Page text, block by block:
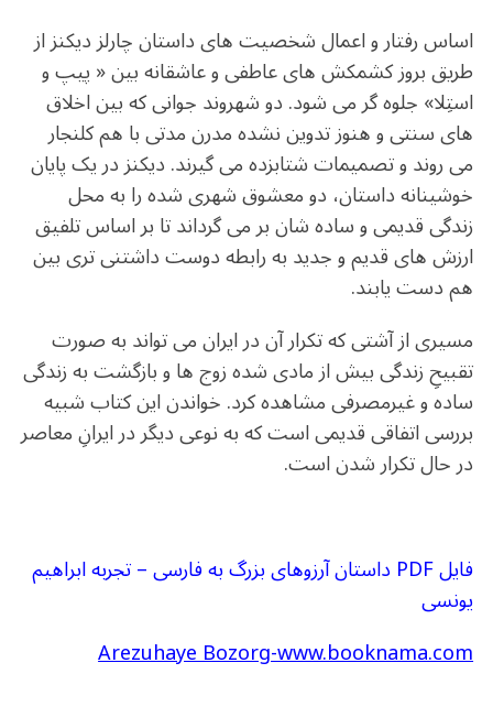
اساس رفتار و اعمال شخصیت های داستان چارلز دیکنز از
طریق بروز کشمکش های عاطفی و عاشقانه بین « پیپ و
استِلا» جلوه گر می شود. دو شهروند جوانی که بین اخلاق
های سنتی و هنوز تدوین نشده مدرن مدتی با هم کلنجار
می روند و تصمیمات شتابزده می گیرند. دیکنز در یک پایان
خوشینانه داستان، دو معشوق شهری شده را به محل
زندگی قدیمی و ساده شان بر می گرداند تا بر اساس تلفیق
ارزش های قدیم و جدید به رابطه دوست داشتنی تری بین
هم دست یابند.
مسیری از آشتی که تکرار آن در ایران می تواند به صورت
تقبیحِ زندگی بیش از مادی شدهزوج ها و بازگشت به زندگی
ساده و غیرمصرفی مشاهده کرد. خواندن این کتاب شبیه
بررسی اتفاقی قدیمی است که به نوعی دیگر در ایرانِ معاصر
در حال تکرار شدن است.
فایل PDF داستان آرزوهای بزرگ به فارسی – تجربه ابراهیم
یونسی
Arezuhaye Bozorg-www.booknama.com